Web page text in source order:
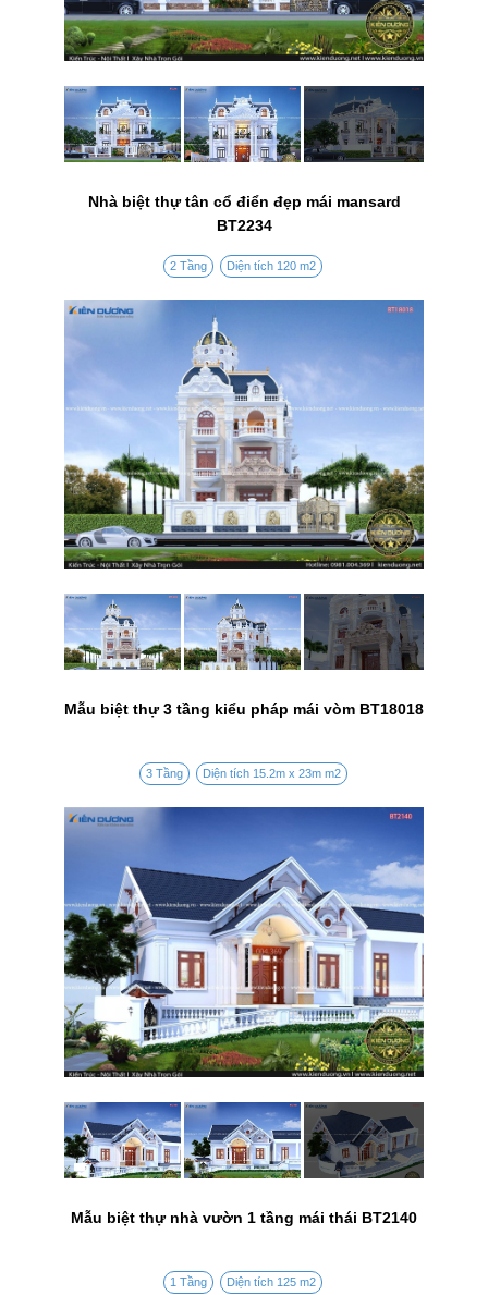
Nhà biệt thự tân cổ điển đẹp mái mansard
BT2234
2 Tầng Diện tích 120 m2
Mẫu biệt thự 3 tầng kiểu pháp mái vòm BT18018
3 Tầng Diện tích 15.2m x 23m m2
Mẫu biệt thự nhà vườn 1 tầng mái thái BT2140
1 Tầng Diện tích 125 m2